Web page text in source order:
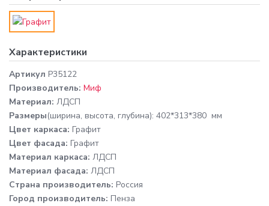
Характеристики
Артикул P35122
Производитель: Миф
Материал: ЛДСП
Размеры(ширина, высота, глубина): 402*313*380 мм
Цвет каркаса: Графит
Цвет фасада: Графит
Материал каркаса: ЛДСП
Материал фасада: ЛДСП
Cтрана производитель: Россия
Город производитель: Пенза